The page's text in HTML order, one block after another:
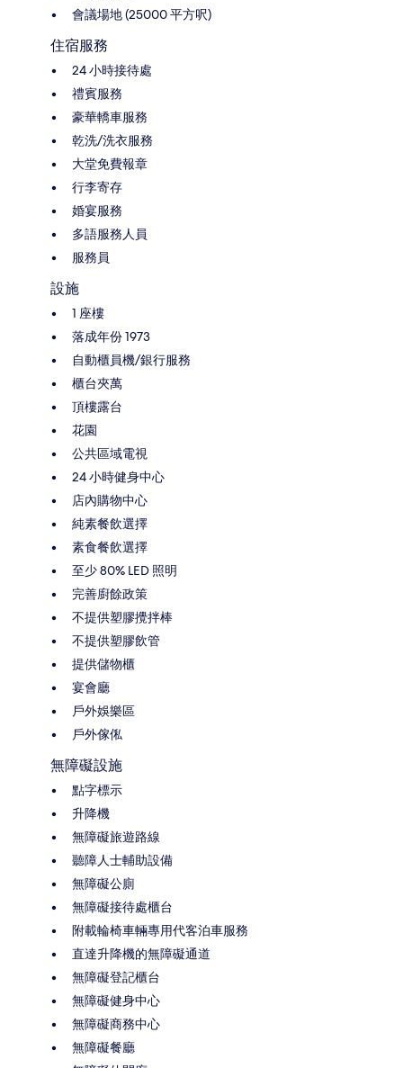
會議場地 (25000 平方呎)
住宿服務
24 小時接待處
禮賓服務
豪華轎車服務
乾洗/洗衣服務
大堂免費報章
行李寄存
婚宴服務
多語服務人員
服務員
設施
1 座樓
落成年份 1973
自動櫃員機/銀行服務
櫃台夾萬
頂樓露台
花園
公共區域電視
24 小時健身中心
店內購物中心
純素餐飲選擇
素食餐飲選擇
至少 80% LED 照明
完善廚餘政策
不提供塑膠攪拌棒
不提供塑膠飲管
提供儲物櫃
宴會廳
戶外娛樂區
戶外傢俬
無障礙設施
點字標示
升降機
無障礙旅遊路線
聽障人士輔助設備
無障礙公廁
無障礙接待處櫃台
附載輪椅車輛專用代客泊車服務
直達升降機的無障礙通道
無障礙登記櫃台
無障礙健身中心
無障礙商務中心
無障礙餐廳